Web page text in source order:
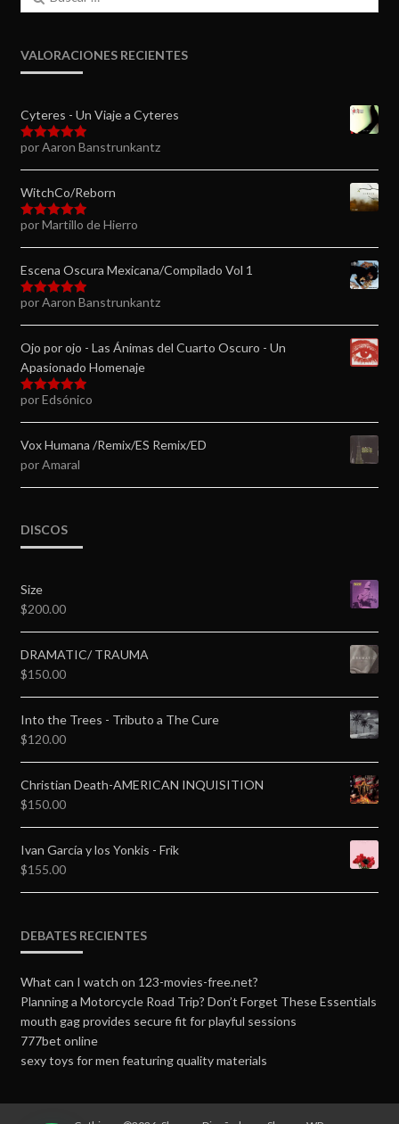
VALORACIONES RECIENTES
Cyteres - Un Viaje a Cyteres
Valorado en
por Aaron Banstrunkantz
WitchCo/Reborn
Valorado en
por Martillo de Hierro
Escena Oscura Mexicana/Compilado Vol 1
Valorado en
por Aaron Banstrunkantz
Ojo por ojo - Las Ánimas del Cuarto Oscuro - Un
Apasionado Homenaje
Valorado en
por Edsónico
Vox Humana /Remix/ES Remix/ED
por Amaral
DISCOS
Size
$200.00
DRAMATIC/ TRAUMA
$150.00
Into the Trees - Tributo a The Cure
$120.00
Christian Death-AMERICAN INQUISITION
$150.00
Ivan García y los Yonkis - Frik
$155.00
DEBATES RECIENTES
What can I watch on 123-movies-free.net?
Planning a Motorcycle Road Trip? Don’t Forget These Essentials
mouth gag provides secure fit for playful sessions
777bet online
sexy toys for men featuring quality materials